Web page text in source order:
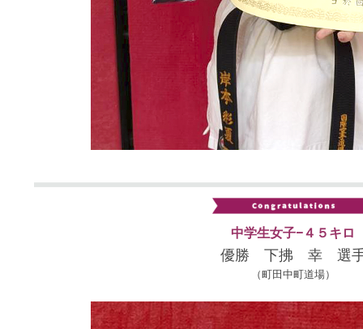
中学生女子−４５キロ
優勝 下拂 幸 選
（町田中町道場）